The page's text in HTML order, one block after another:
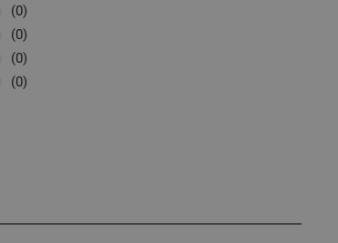
(0)
(0)
(0)
(0)